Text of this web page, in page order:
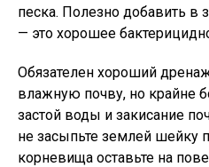
песка. Полезно добавить
— это хорошее
Обязателен хороший
влажную почву, но крайне
застой воды и закисание
не засыпьте землей шейку
корневища оставьте на